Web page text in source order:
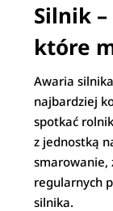
Silnik
które
Awaria
najbardziej
spotkać
z jednostką
smarowanie,
regularnych
silnika.